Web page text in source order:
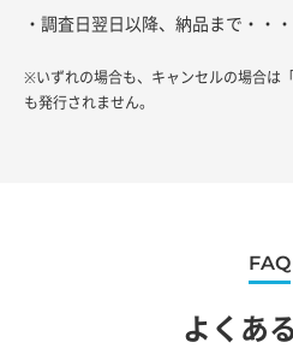
・調査日翌日以降、納品まで・・
※いずれの場合も、キャンセルの場合は
も発行されません。
FAQ
よくあ